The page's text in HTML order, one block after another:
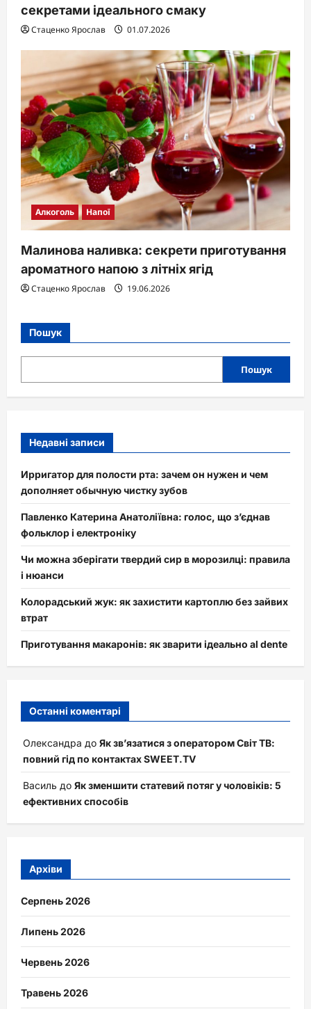
секретами ідеального смаку
Стаценко Ярослав 01.07.2026
Алкоголь Напої
Малинова наливка: секрети приготування
ароматного напою з літніх ягід
Стаценко Ярослав 19.06.2026
Пошук
Пошук
Недавні записи
Ирригатор для полости рта: зачем он нужен и чем
дополняет обычную чистку зубов
Павленко Катерина Анатоліївна: голос, що з’єднав
фольклор і електроніку
Чи можна зберігати твердий сир в морозилці: правила
і нюанси
Колорадський жук: як захистити картоплю без зайвих
втрат
Приготування макаронів: як зварити ідеально al dente
Останні коментарі
Олександра до Як зв’язатися з оператором Світ ТВ:
повний гід по контактах SWEET.TV
Василь до Як зменшити статевий потяг у чоловіків: 5
ефективних способів
Архіви
Серпень 2026
Липень 2026
Червень 2026
Травень 2026